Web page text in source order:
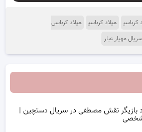
کرباسی میلاد کرباسی
میلاد کرباسی
مهیار عیار
بازیگر نقش مصطفی در سریال دستچین |